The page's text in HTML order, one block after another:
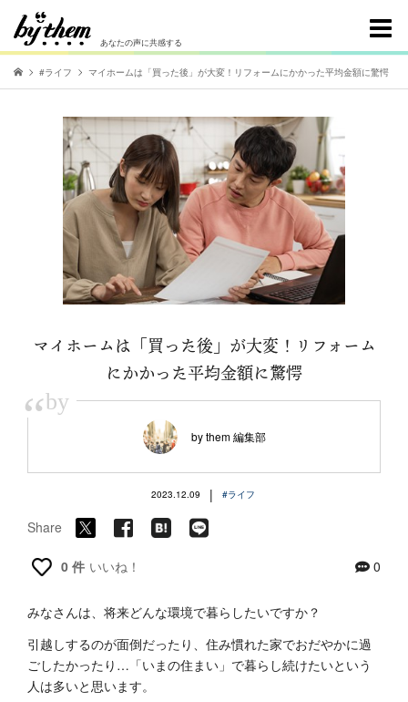
あなたの声に共感する
#ライフ マイホームは「買った後」が大変！リフォームにかかった平均金額に驚愕
マイホームは「買った後」が大変！リフォーム
にかかった平均金額に驚愕
“by
by them 編集部
2023.12.09 | #ライフ
Share
0 件 いいね！ 0
みなさんは、将来どんな環境で暮らしたいですか？
引越しするのが面倒だったり、住み慣れた家でおだやかに過
ごしたかったり…「いまの住まい」で暮らし続けたいという
人は多いと思います。